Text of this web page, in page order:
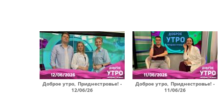
Доброе утро, Приднестровье! -
12/06/26
Доброе утро, Приднестровье! -
11/06/26